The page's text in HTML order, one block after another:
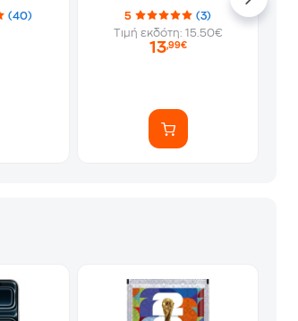
(40) 5
(3)
Τιμή εκδότη: 15.50€
13,99€